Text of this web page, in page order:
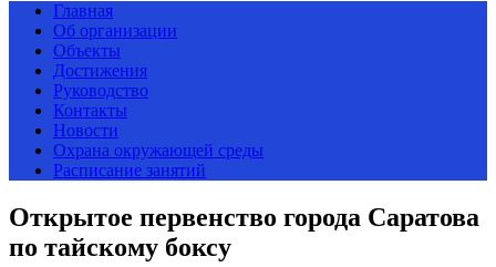
Главная
Об организации
Объекты
Достижения
Руководство
Контакты
Новости
Охрана окружающей среды
Расписание занятий
Открытое первенство города Саратова
по тайскому боксу